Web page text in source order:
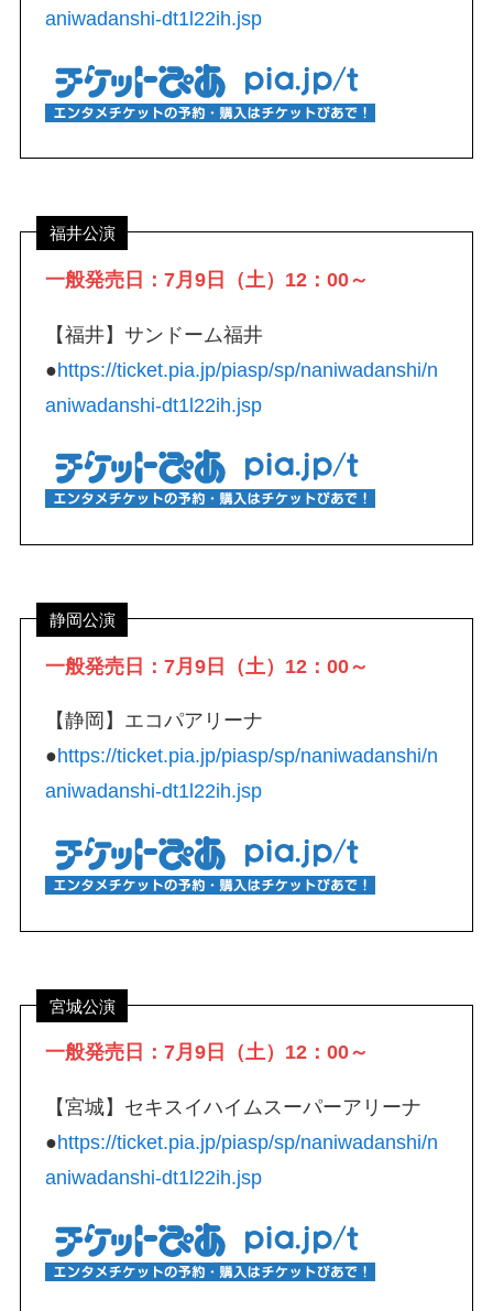
aniwadanshi-dt1l22ih.jsp
福井公演
一般発売日：7月9日（土）12：00～
【福井】サンドーム福井
●https://ticket.pia.jp/piasp/sp/naniwadanshi/n
aniwadanshi-dt1l22ih.jsp
静岡公演
一般発売日：7月9日（土）12：00～
【静岡】エコパアリーナ
●https://ticket.pia.jp/piasp/sp/naniwadanshi/n
aniwadanshi-dt1l22ih.jsp
宮城公演
一般発売日：7月9日（土）12：00～
【宮城】セキスイハイムスーパーアリーナ
●https://ticket.pia.jp/piasp/sp/naniwadanshi/n
aniwadanshi-dt1l22ih.jsp